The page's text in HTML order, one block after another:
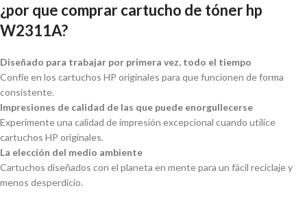
¿por que comprar cartucho de tóner hp
W2311A?
Diseñado para trabajar por primera vez, todo el tiempo
Confíe en los cartuchos HP originales para que funcionen de forma
consistente.
Impresiones de calidad de las que puede enorgullecerse
Experimente una calidad de impresión excepcional cuando utilice
cartuchos HP originales.
La elección del medio ambiente
Cartuchos diseñados con el planeta en mente para un fácil reciclaje y
menos desperdicio.